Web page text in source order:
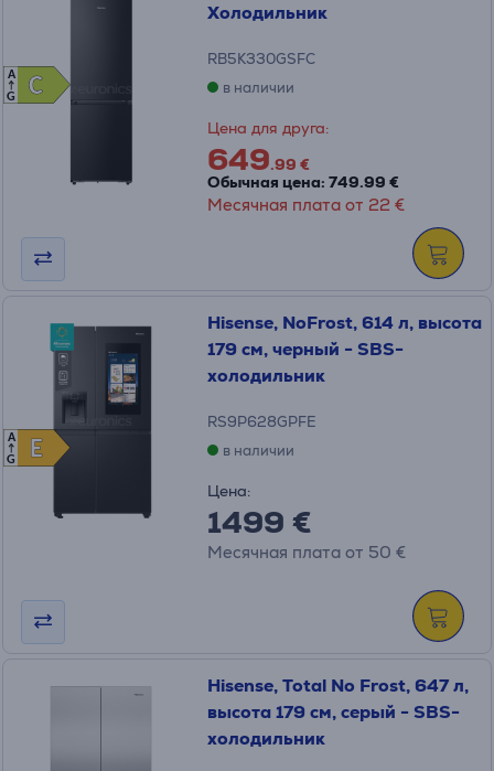
C
C
A
G
Холодильник
RB5K330GSFC
в наличии
Цена для друга:
649.99 €
Обычная цена: 749.99 €
Месячная плата от 22 €
E
E
A
G
Hisense, NoFrost, 614 л, высота
179 см, черный - SBS-
холодильник
RS9P628GPFE
в наличии
Цена:
1499 €
Месячная плата от 50 €
Hisense, Total No Frost, 647 л,
высота 179 см, серый - SBS-
холодильник